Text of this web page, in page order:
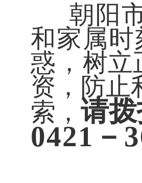
朝阳
和家属
惑， 树立
资，防止
索， 请
0421－